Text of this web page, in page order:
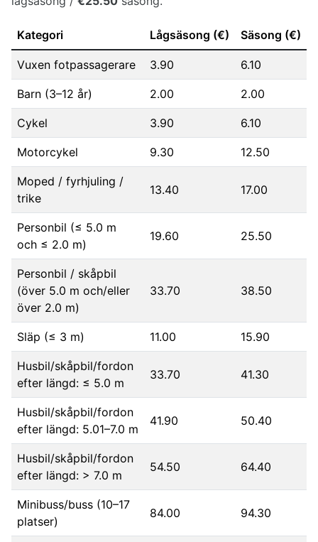
Kategori Lågsäsong (€) Säsong (€)
Vuxen fotpassagerare 3.90 6.10
Barn (3–12 år) 2.00 2.00
Cykel 3.90 6.10
Motorcykel 9.30 12.50
Moped / fyrhjuling /
trike
13.40 17.00
Personbil (≤ 5.0 m
och ≤ 2.0 m)
19.60 25.50
Personbil / skåpbil
(över 5.0 m och/eller
över 2.0 m)
33.70 38.50
Släp (≤ 3 m) 11.00 15.90
Husbil/skåpbil/fordon
efter längd: ≤ 5.0 m
33.70 41.30
Husbil/skåpbil/fordon
efter längd: 5.01–7.0 m
41.90 50.40
Husbil/skåpbil/fordon
efter längd: > 7.0 m
54.50 64.40
Minibuss/buss (10–17
platser)
84.00 94.30